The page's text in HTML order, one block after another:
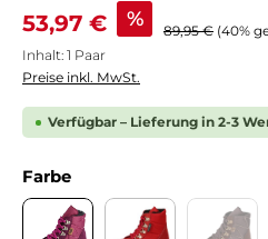
Verkaufspreis:
53,97 € % Regulärer Preis:
89,95 € (40%
Inhalt: 1 Paar
Preise inkl. MwSt.
Verfügbar – Lieferung in 2-3
Farbeauswählen